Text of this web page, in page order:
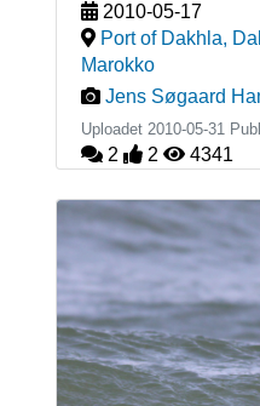
2010-05-17
Port of Dakhla,
Marokko
Jens Søgaard
Uploadet 2010-05-31
2 2 4341